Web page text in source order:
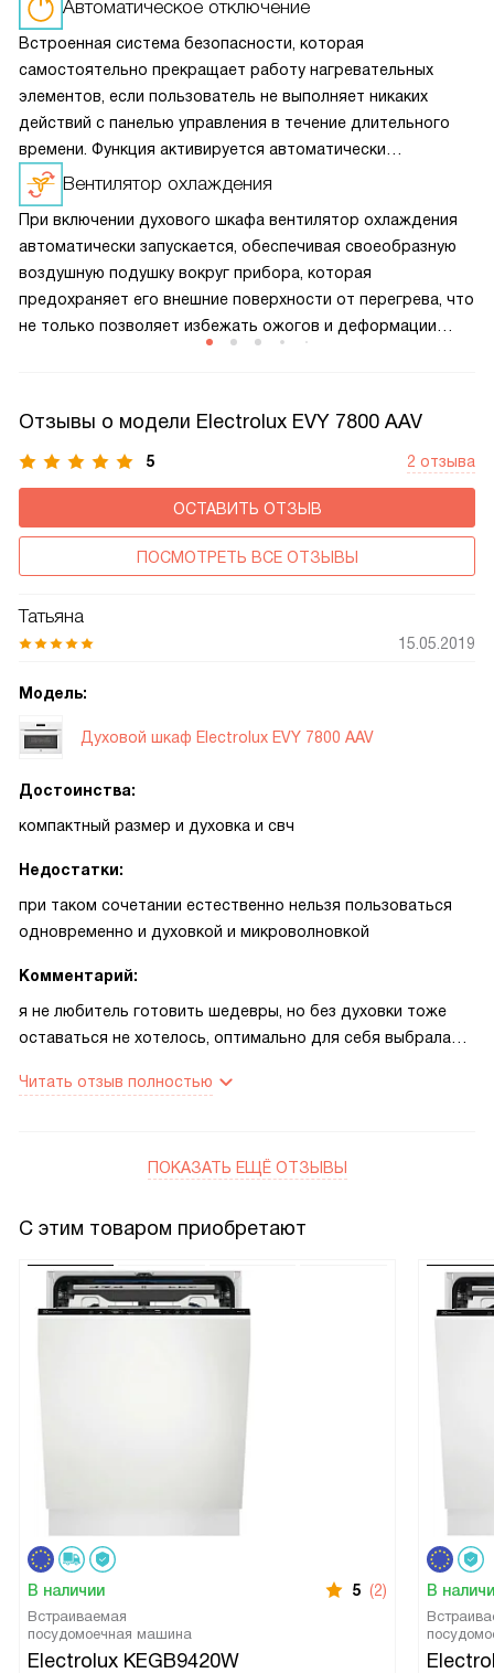
Автоматическое отключение
Встроенная система безопасности, которая
самостоятельно прекращает работу нагревательных
элементов, если пользователь не выполняет никаких
действий с панелью управления в течение длительного
времени. Функция активируется автоматически
и не требует дополнительной настройки.
Вентилятор охлаждения
При включении духового шкафа вентилятор охлаждения
автоматически запускается, обеспечивая своеобразную
воздушную подушку вокруг прибора, которая
предохраняет его внешние поверхности от перегрева, что
не только позволяет избежать ожогов и деформации
Отзывы о модели Electrolux EVY 7800 AAV
5 2 отзыва
ОСТАВИТЬ ОТЗЫВ
ПОСМОТРЕТЬ ВСЕ ОТЗЫВЫ
Татьяна
15.05.2019
Модель:
Духовой шкаф Electrolux EVY 7800 AAV
Достоинства:
компактный размер и духовка и свч
Недостатки:
при таком сочетании естественно нельзя пользоваться
одновременно и духовкой и микроволновкой
Комментарий:
я не любитель готовить шедевры, но без духовки тоже
оставаться не хотелось, оптимально для себя выбрала
того объема что есть мне хватает за глаза. Куряшка
переживала что микроволновка будет долго
работает как обычная микроволновка, вообще не
Читать отзыв полностью
ПОКАЗАТЬ ЕЩЁ ОТЗЫВЫ
С этим товаром приобретают
В наличии 5 (2)
Встраиваемая
посудомоечная машина
Electrolux KEGB9420W
В